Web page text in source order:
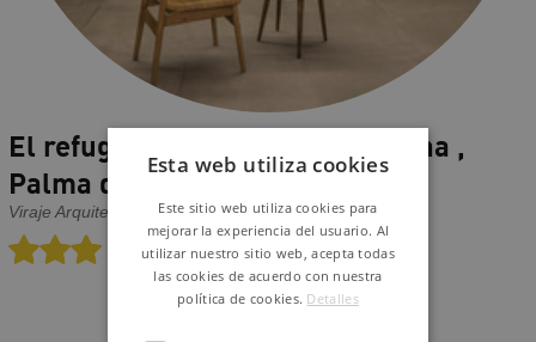
El refugio rural de la Tramuntana ,
Palma de Mallorca
Viraje Arquitectura/ Ubiko
Esta web utiliza cookies
Este sitio web utiliza cookies para
mejorar la experiencia del usuario. Al
utilizar nuestro sitio web, acepta todas
las cookies de acuerdo con nuestra
política de cookies. Detalles